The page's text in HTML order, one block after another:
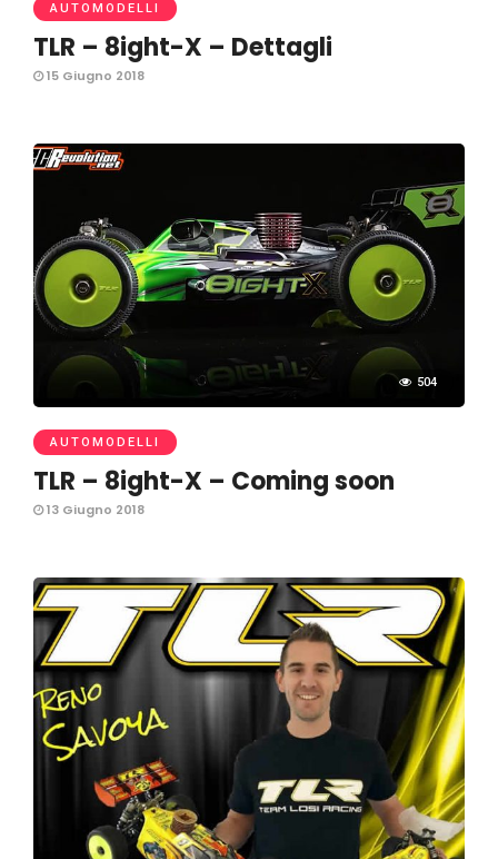
AUTOMODELLI
TLR – 8ight-X – Dettagli
15 Giugno 2018
504
AUTOMODELLI
TLR – 8ight-X – Coming soon
13 Giugno 2018